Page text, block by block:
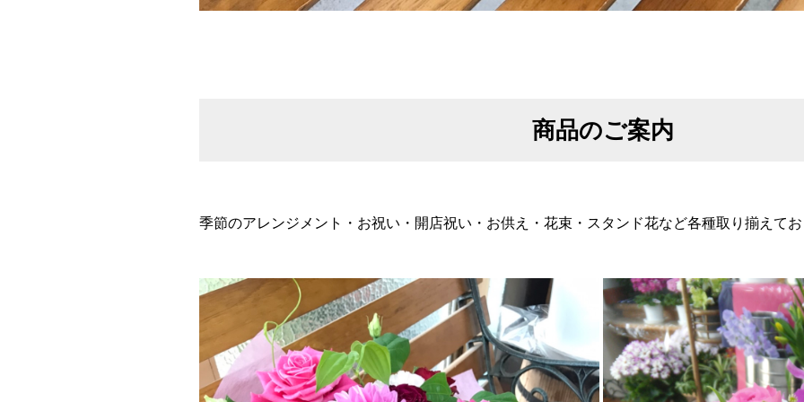
商品のご案内
季節のアレンジメント・お祝い・開店祝い・お供え・花束・スタンド花など各種取り揃えて